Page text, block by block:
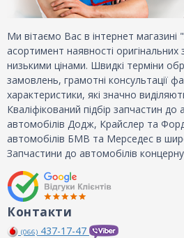
Ми вітаємо Вас в інтернет
асортимент наявності оригінальних
низькими цінами. Швидкі терміни
замовлень, грамотні консультації
характеристики, які значно
Кваліфікований підбір запчастин до
автомобілів Додж, Крайслер та
автомобілів БМВ та Мерседес в
Запчастини до автомобілів
Контакти
(066) 437-17-47